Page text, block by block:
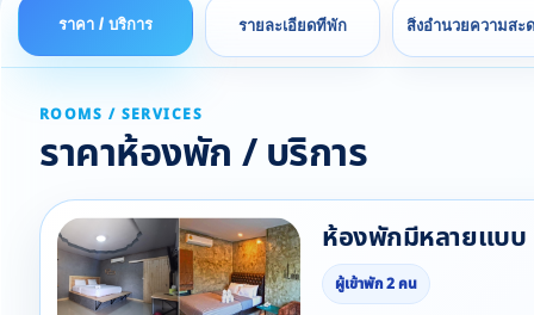
ราคา / บริการ รายละเอียดที่พัก สิ่งอำนวยความสะ
ROOMS / SERVICES
ราคาห้องพัก / บริการ
ห้องพักมีหลายแบบ
ผู้เข้าพัก 2 คน